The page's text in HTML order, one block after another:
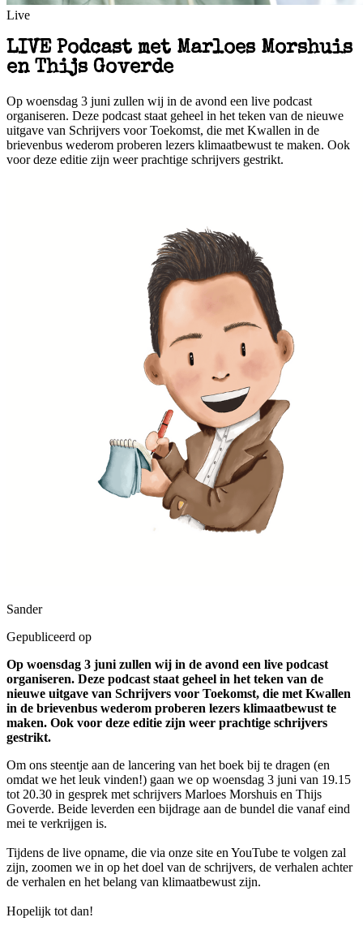
Live
LIVE Podcast met Marloes Morshuis
en Thijs Goverde
Op woensdag 3 juni zullen wij in de avond een live podcast
organiseren. Deze podcast staat geheel in het teken van de nieuwe
uitgave van Schrijvers voor Toekomst, die met Kwallen in de
brievenbus wederom proberen lezers klimaatbewust te maken. Ook
voor deze editie zijn weer prachtige schrijvers gestrikt.
Sander
Gepubliceerd op
Op woensdag 3 juni zullen wij in de avond een live podcast
organiseren. Deze podcast staat geheel in het teken van de
nieuwe uitgave van Schrijvers voor Toekomst, die met Kwallen
in de brievenbus wederom proberen lezers klimaatbewust te
maken. Ook voor deze editie zijn weer prachtige schrijvers
gestrikt.
Om ons steentje aan de lancering van het boek bij te dragen (en
omdat we het leuk vinden!) gaan we op woensdag 3 juni van 19.15
tot 20.30 in gesprek met schrijvers Marloes Morshuis en Thijs
Goverde. Beide leverden een bijdrage aan de bundel die vanaf eind
mei te verkrijgen is.
Tijdens de live opname, die via onze site en YouTube te volgen zal
zijn, zoomen we in op het doel van de schrijvers, de verhalen achter
de verhalen en het belang van klimaatbewust zijn.
Hopelijk tot dan!